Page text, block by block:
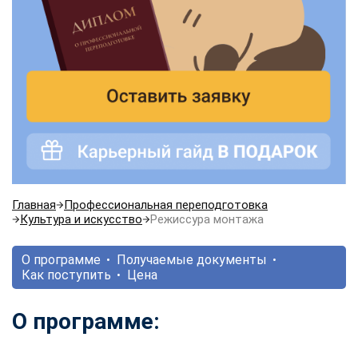
Главная
Профессиональная переподготовка
Культура и искусство
Режиссура монтажа
О программе
Получаемые документы
Как поступить
Цена
О программе: